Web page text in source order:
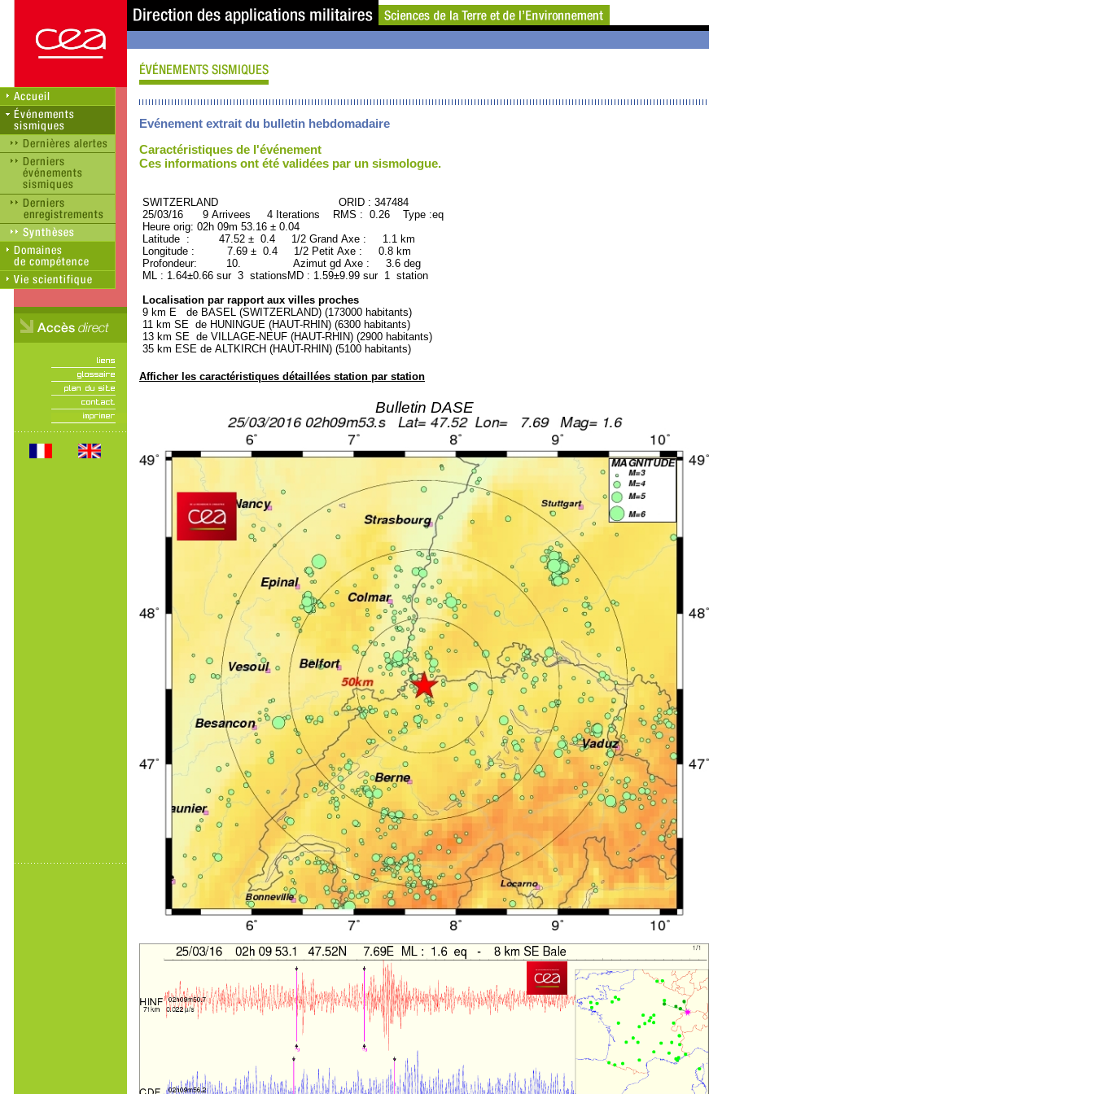
Evénement extrait du bulletin hebdomadaire
Caractéristiques de l'événement
Ces informations ont été validées par un sismologue.
SWITZERLAND ORID : 347484
25/03/16 9 Arrivees 4 Iterations RMS : 0.26 Type :eq
Heure orig: 02h 09m 53.16 ± 0.04
Latitude : 47.52 ± 0.4 1/2 Grand Axe : 1.1 km
Longitude : 7.69 ± 0.4 1/2 Petit Axe : 0.8 km
Profondeur: 10. Azimut gd Axe : 3.6 deg
ML : 1.64±0.66 sur 3 stationsMD : 1.59±9.99 sur 1 station
Localisation par rapport aux villes proches
9 km E de BASEL (SWITZERLAND) (173000 habitants)
11 km SE de HUNINGUE (HAUT-RHIN) (6300 habitants)
13 km SE de VILLAGE-NEUF (HAUT-RHIN) (2900 habitants)
35 km ESE de ALTKIRCH (HAUT-RHIN) (5100 habitants)
Afficher les caractéristiques détaillées station par station
Bulletin DASE